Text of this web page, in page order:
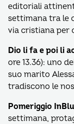
editoriali
settimana tra le
via cristiana per
Dio li fa e poi li
ore 13.36): uno
suo marito
tradiscono le
Pomeriggio
settimana,